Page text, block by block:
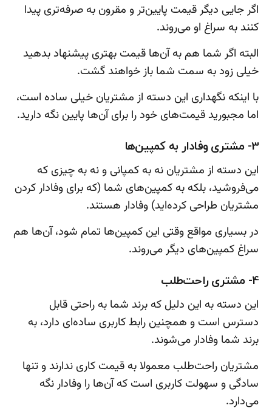
اگر جایی دیگر قیمت پایین‌تر و مقرون به صرفه‌تری پیدا
کنند به سراغ او می‌روند.
البته اگر شما هم به آن‌ها قیمت بهتری پیشنهاد بدهید
خیلی زود به سمت شما باز خواهند گشت.
با اینکه نگهداری این دسته از مشتریان خیلی ساده است،
اما مجبورید قیمت‌های خود را برای آن‌ها پایین نگه دارید.
3- مشتری وفادار به کمپین‌ها
این دسته از مشتریان نه به کمپانی و نه به چیزی که
می‌فروشید، بلکه به کمپین‌های شما (که برای وفادار کردن
مشتریان طراحی کرده‌اید) وفادار هستند.
در بسیاری مواقع وقتی این کمپین‌ها تمام شود، آن‌ها هم
سراغ کمپین‌های دیگر می‌روند.
4- مشتری راحت‌طلب
این دسته به این دلیل که برند شما به راحتی قابل
دسترس است و همچنین رابط کاربری ساده‌ای دارد، به
برند شما وفادار می‌شوند.
مشتریان راحت‌طلب معمولا به قیمت کاری ندارند و تنها
سادگی و سهولت کاربری است که آن‌ها را وفادار نگه
می‌دارد.